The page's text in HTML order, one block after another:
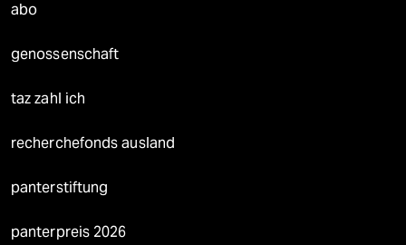
abo
genossenschaft
taz zahl ich
recherchefonds ausland
panterstiftung
panterpreis 2026